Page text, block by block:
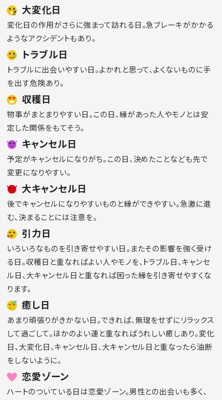
大変化日
変化日の作用がさらに強まって訪れる日。急ブレーキがかかる
ようなアクシデントもあり。
トラブル日
トラブルに出会いやすい日。よかれと思って、よくないものに手
を出す危険あり。
収穫日
物事がまとまりやすい日。この日、縁があった人やモノとは安
定した関係をもてそう。
キャンセル日
予定がキャンセルになりがち。この日、決めたことなども先で
変更になりやすい。
大キャンセル日
後でキャンセルになりやすいものと縁ができやすい。急激に進
む、決まることには注意を。
引力日
いろいろなものを引き寄せやすい日。またその影響を強く受け
る日。収穫日と重なればよい人やモノを、トラブル日、キャンセ
ル日、大キャンセル日と重なれば困った縁を引き寄せやすくな
ります。
癒し日
あまり頑張りがきかない日。できれば、無理をせずにリラックス
して過ごして。ほかのよい運と重なればうれしい癒しあり。変化
日、大変化日、キャンセル日、大キャンセル日と重なったら油断
をしないように。
恋愛ゾーン
ハートのついている日は恋愛ゾーン。男性との出会いも多く、